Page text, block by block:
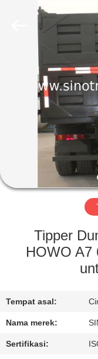
RUMAH
PRODUK
TENTANG
KAMI
TUR
KONTROL
HUBUNGI
KAMI
INTERNATIONAL
Tipper
HOWO A7
Tempat asal:
Nama merek:
Sertifikasi: